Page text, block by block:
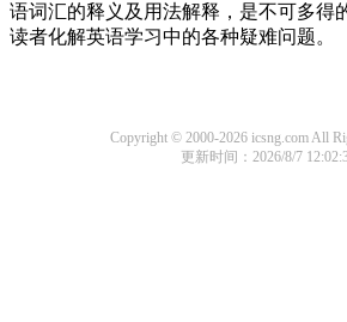
语词汇的释义及用法解释，是不可多得
读者化解英语学习中的各种疑难问题。
Copyright © 2000-2026 icsng.com All
更新时间：2026/8/7